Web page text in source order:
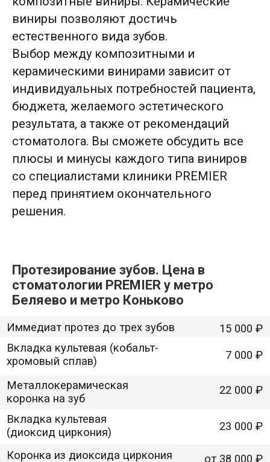
виниры позволяют достичь
естественного вида зубов.
Выбор между композитными и
керамическими винирами зависит от
индивидуальных потребностей пациента,
бюджета, желаемого эстетического
результата, а также от рекомендаций
стоматолога. Вы сможете обсудить все
плюсы и минусы каждого типа виниров
со специалистами клиники PREMIER
перед принятием окончательного
решения.
Протезирование зубов. Цена в
стоматологии PREMIER у метро
Беляево и метро Коньково
Иммедиат протез до трех зубов
Металлокерамическая
коронка на зуб
Вкладка культевая
(диоксид циркония)
на импланте, винтовая фиксация
Металлокерамическая коронка
на импланте
Безметалловая коронка из диоксида
циркония на импланте
от 38 000 ₽
32 700 ₽
23 000 ₽
22 000 ₽
Починка (ремонт) съемного прoтеза
Полный съемный протез
6 200 ₽
Вкладка культевая (кобальт-
хромовый сплав)